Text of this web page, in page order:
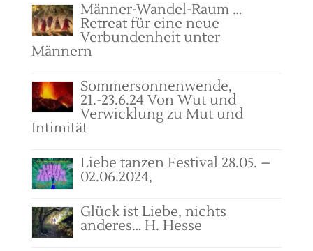
Männer-Wandel-Raum …
Retreat für eine neue
Verbundenheit unter
Männern
Sommersonnenwende,
21.-23.6.24 Von Wut und
Verwicklung zu Mut und
Intimität
Liebe tanzen Festival 28.05. –
02.06.2024,
Glück ist Liebe, nichts
anderes… H. Hesse